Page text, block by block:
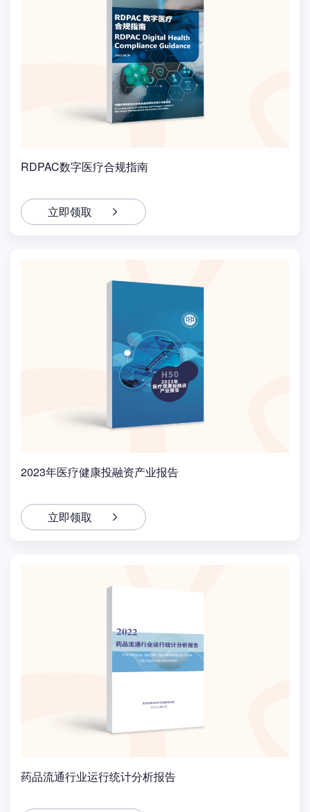
RDPAC数字医疗合规指南
立即领取
2023年医疗健康投融资产业报告
立即领取
药品流通行业运行统计分析报告